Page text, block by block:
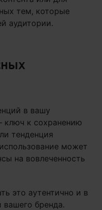
тем, которые
аудитории.
в вашу
ключ к сохранению
тенденция
может
на вовлеченность
это аутентично и в
вашего бренда.